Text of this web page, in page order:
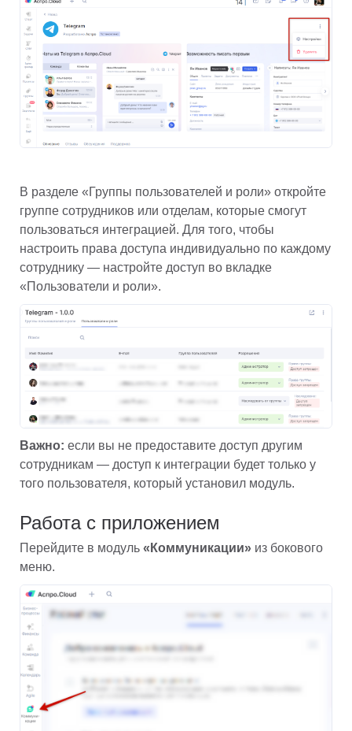
В разделе «Группы пользователей и роли» откройте
группе сотрудников или отделам, которые смогут
пользоваться интеграцией. Для того, чтобы
настроить права доступа индивидуально по каждому
сотруднику — настройте доступ во вкладке
«Пользователи и роли».
Важно: если вы не предоставите доступ другим
сотрудникам — доступ к интеграции будет только у
того пользователя, который установил модуль.
Работа с приложением
Перейдите в модуль «Коммуникации» из бокового
меню.